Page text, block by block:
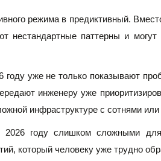
режима в предиктивный.
паттерны и
уже не только показывают
инженеру уже
инфраструктуре с сотнями
году слишком сложными для
который человеку уже трудно